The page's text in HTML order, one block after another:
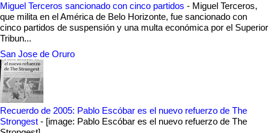
Miguel Terceros sancionado con cinco partidos - Miguel Terceros,
que milita en el América de Belo Horizonte, fue sancionado con
cinco partidos de suspensión y una multa económica por el Superior
Tribun...
San Jose de Oruro
Recuerdo de 2005: Pablo Escóbar es el nuevo refuerzo de The
Strongest - [image: Pablo Escóbar es el nuevo refuerzo de The